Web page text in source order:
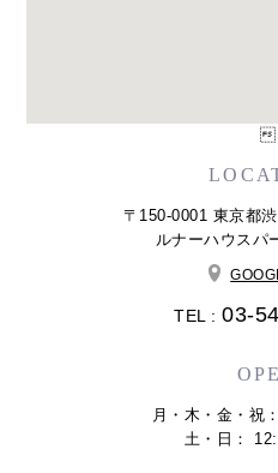
〒150-0001 東京都
ルナーハウスパ
TEL : 03-
月・木・金・祝
土・日：